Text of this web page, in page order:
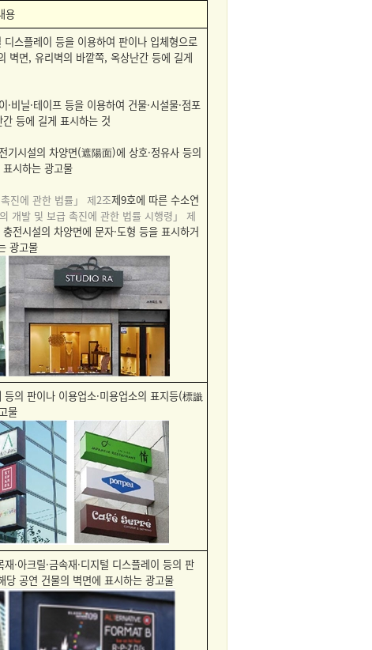
용
스플레이 등을 이용하여 판이나 입체형으로
벽면, 유리벽의 바깥쪽, 옥상난간 등에 길게
비닐·테이프 등을 이용하여 건물·시설물·점포
등에 길게 표시하는 것
시설의 차양면(遮陽面)에 상호·정유사 등의
시하는 광고물
진에 관한 법률」 제2조제9호에 따른 수소연
개발 및 보급 촉진에 관한 법률 시행령」 제
전시설의 차양면에 문자·도형 등을 표시하거
광고물
의 판이나 이용업소·미용업소의 표지등(標識
물
·아크릴·금속재·디지털 디스플레이 등의 판
공연 건물의 벽면에 표시하는 광고물